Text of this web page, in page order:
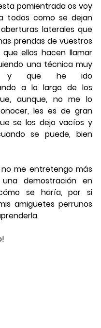
pomientrada os voy
todos como se dejan
laterales que
prendas de vuestros
que ellos hacen llamar
una técnica muy
y que he ido
a lo largo de los
aunque, no me lo
les es de gran
se los dejo vacíos y
se puede, bien
no me entretengo más
se haría, por si
amiguetes